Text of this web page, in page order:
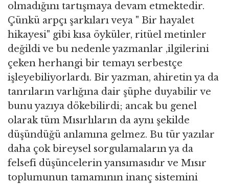
olmadığını tartışmaya devam etmektedir.
Çünkü arpçı şarkıları veya " Bir hayalet
hikayesi" gibi kısa öyküler, ritüel metinler
değildi ve bu nedenle yazmanlar ,ilgilerini
çeken herhangi bir temayı serbestçe
işleyebiliyorlardı. Bir yazman, ahiretin ya da
tanrıların varlığına dair şüphe duyabilir ve
bunu yazıya dökebilirdi; ancak bu genel
olarak tüm Mısırlıların da aynı şekilde
düşündüğü anlamına gelmez. Bu tür yazılar
daha çok bireysel sorgulamaların ya da
felsefi düşüncelerin yansımasıdır ve Mısır
toplumunun tamamının inanç sistemini